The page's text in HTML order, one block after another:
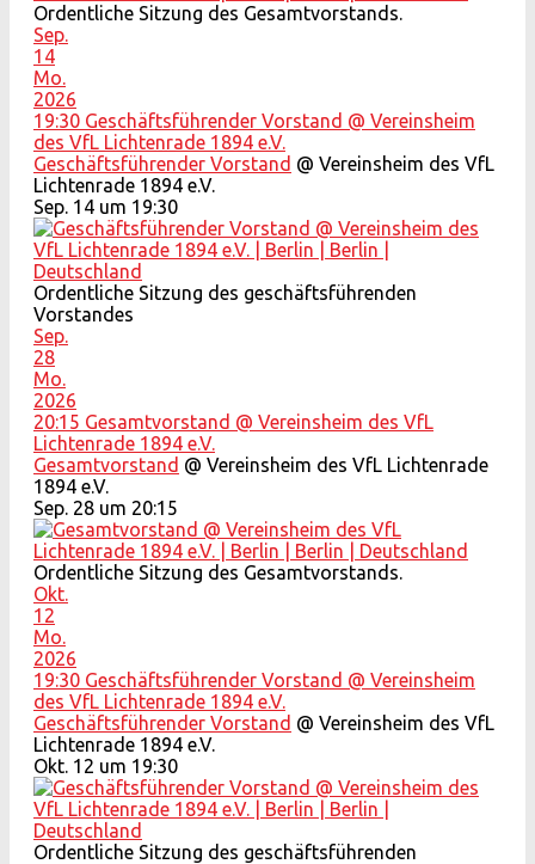
Ordentliche Sitzung des Gesamtvorstands.
Sep.
14
Mo.
2026
19:30 Geschäftsführender Vorstand @ Vereinsheim
des VfL Lichtenrade 1894 e.V.
Geschäftsführender Vorstand @ Vereinsheim des VfL
Lichtenrade 1894 e.V.
Sep. 14 um 19:30
Ordentliche Sitzung des geschäftsführenden
Vorstandes
Sep.
28
Mo.
2026
20:15 Gesamtvorstand @ Vereinsheim des VfL
Lichtenrade 1894 e.V.
Gesamtvorstand @ Vereinsheim des VfL Lichtenrade
1894 e.V.
Sep. 28 um 20:15
Ordentliche Sitzung des Gesamtvorstands.
Okt.
12
Mo.
2026
19:30 Geschäftsführender Vorstand @ Vereinsheim
des VfL Lichtenrade 1894 e.V.
Geschäftsführender Vorstand @ Vereinsheim des VfL
Lichtenrade 1894 e.V.
Okt. 12 um 19:30
Ordentliche Sitzung des geschäftsführenden